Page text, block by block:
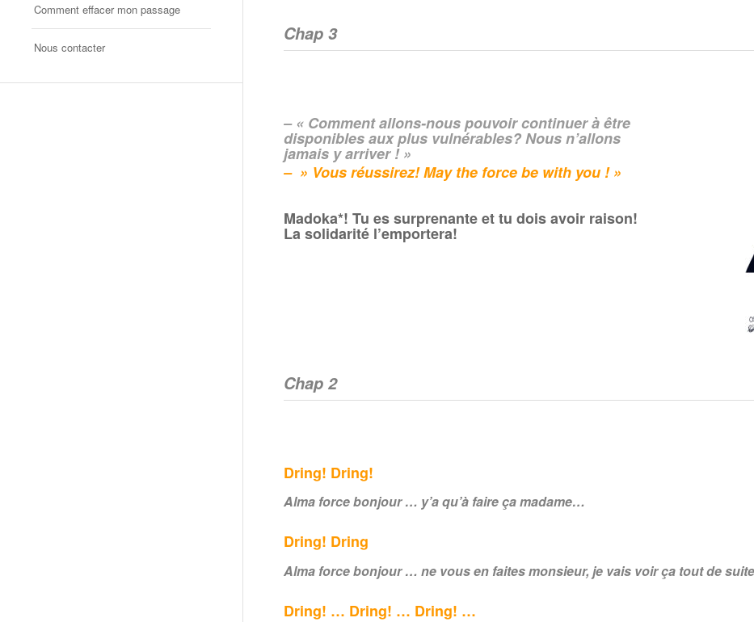
Comment effacer mon passage
Nous contacter
Chap 3
– « Comment allons-nous pouvoir continuer à être
disponibles aux plus vulnérables? Nous n’allons
jamais y arriver ! »
– » Vous réussirez! May the force be with you ! »
Madoka*! Tu es surprenante et tu dois avoir raison!
La solidarité l’emportera!
Chap 2
Dring! Dring!
Alma force bonjour … y’a qu’à faire ça madame…
Dring! Dring
Alma force bonjour … ne vous en faites monsieur, je vais voir ça tout de
Dring! … Dring! … Dring! …